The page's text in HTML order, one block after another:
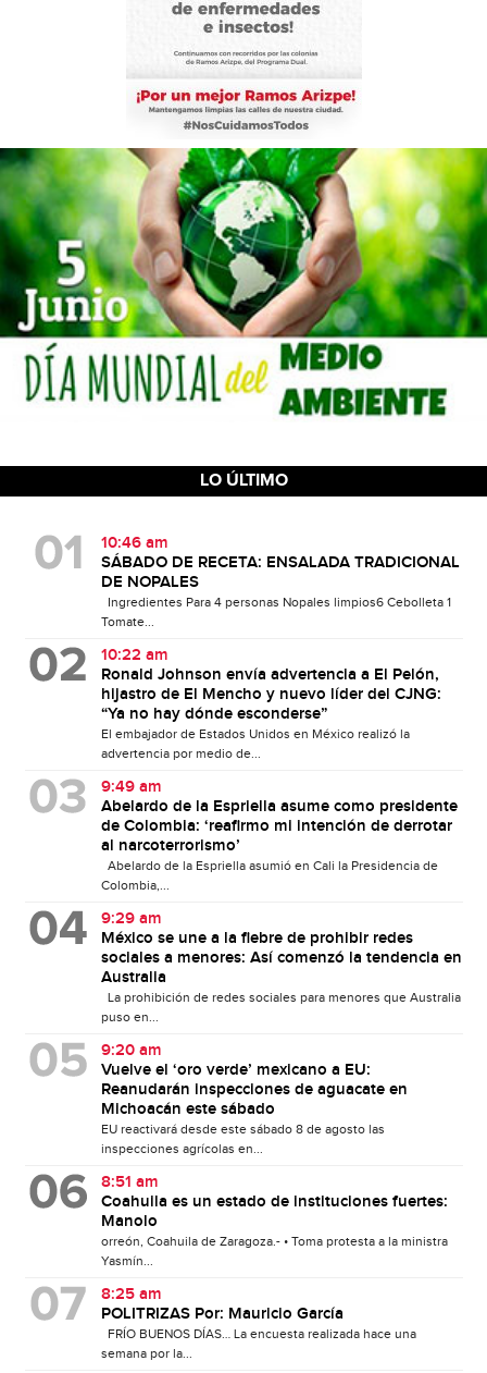
LO ÚLTIMO
10:46 am
SÁBADO DE RECETA: ENSALADA TRADICIONAL
DE NOPALES
Ingredientes Para 4 personas Nopales limpios6 Cebolleta 1
Tomate...
10:22 am
Ronald Johnson envía advertencia a El Pelón,
hijastro de El Mencho y nuevo líder del CJNG:
“Ya no hay dónde esconderse”
El embajador de Estados Unidos en México realizó la
advertencia por medio de...
9:49 am
Abelardo de la Espriella asume como presidente
de Colombia: ‘reafirmo mi intención de derrotar
al narcoterrorismo’
Abelardo de la Espriella asumió en Cali la Presidencia de
Colombia,...
9:29 am
México se une a la fiebre de prohibir redes
sociales a menores: Así comenzó la tendencia en
Australia
La prohibición de redes sociales para menores que Australia
puso en...
9:20 am
Vuelve el ‘oro verde’ mexicano a EU:
Reanudarán inspecciones de aguacate en
Michoacán este sábado
EU reactivará desde este sábado 8 de agosto las
inspecciones agrícolas en...
8:51 am
Coahuila es un estado de instituciones fuertes:
Manolo
orreón, Coahuila de Zaragoza.- • Toma protesta a la ministra
Yasmín...
8:25 am
POLITRIZAS Por: Mauricio García
FRÍO BUENOS DÍAS… La encuesta realizada hace una
semana por la...